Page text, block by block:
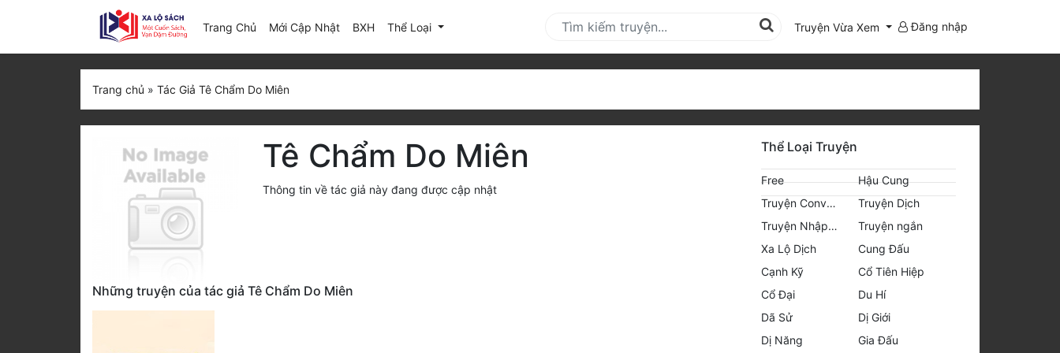
Trang Chủ Mới Cập Nhật(current)
BXH Thể Loại Truyện Vừa Xem Đăng nhập
Trang chủ » Tác Giả Tê Chẩm Do Miên
Tê Chẩm Do Miên
Thông tin về tác giả này đang được cập nhật
Những truyện của tác giả Tê Chẩm Do Miên
Thể Loại Truyện
Free
Hậu Cung
Truyện Convert
Truyện Dịch
Truyện Nhập Môn
Truyện ngắn
Xa Lộ Dịch
Cung Đấu
Cạnh Kỹ
Cổ Tiên Hiệp
Cổ Đại
Du Hí
Dã Sử
Dị Giới
Dị Năng
Gia Đấu